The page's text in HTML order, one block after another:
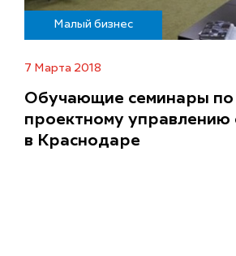
Малый бизнес
7 Марта 2018
Обучающие семинары по
проектному управлению
в Краснодаре